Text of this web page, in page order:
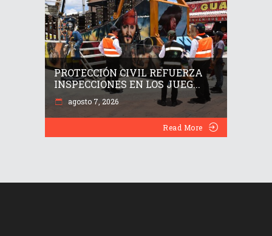
PROTECCIÓN CIVIL REFUERZA
INSPECCIONES EN LOS JUEG...
agosto 7, 2026
Read More